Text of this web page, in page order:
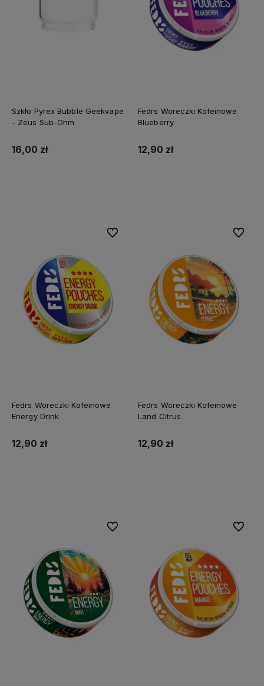
Szkło Pyrex Bubble Geekvape
- Zeus Sub-Ohm
16,00 zł
Fedrs Woreczki Kofeinowe
Blueberry
12,90 zł
Fedrs Woreczki Kofeinowe
Energy Drink
12,90 zł
Do ulubionych
Fedrs Woreczki Kofeinowe
Land Citrus
12,90 zł
Do
Do ulubionych Do